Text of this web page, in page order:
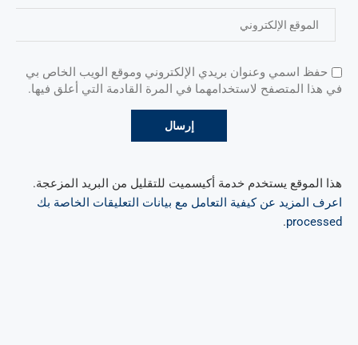
حفظ اسمي وعنوان بريدي الإلكتروني وموقع الويب الخاص بي
في هذا المتصفح لاستخدامهما في المرة القادمة التي أعلق فيها.
هذا الموقع يستخدم خدمة أكيسميت للتقليل من البريد المزعجة.
اعرف المزيد عن كيفية التعامل مع بيانات التعليقات الخاصة بك
processed
.